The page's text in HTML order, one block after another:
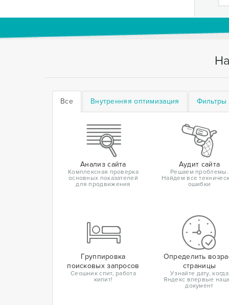
Все Внутренняя оптимизация Фильтры
Анализ сайта
Комплексная проверка
основных показателей
для продвижения
Аудит сайта
Решаем проблемы.
Найдем все
ошибки
Группировка
поисковых запросов
Сеошник спит, работа
кипит!
Определить
страницы
Узнайте дату, когда
Яндекс впервые
документ